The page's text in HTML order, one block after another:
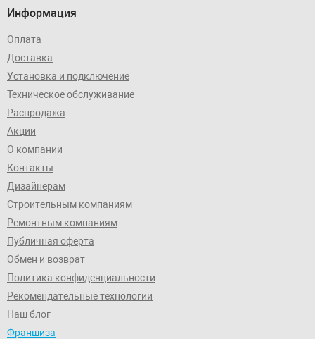
Информация
Оплата
Доставка
Установка и подключение
Техническое обслуживание
Распродажа
Акции
О компании
Контакты
Дизайнерам
Строительным компаниям
Ремонтным компаниям
Публичная оферта
Обмен и возврат
Политика конфиденциальности
Рекомендательные технологии
Наш блог
Франшиза